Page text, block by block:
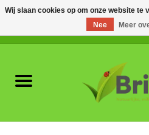
Wij slaan cookies op om onze website te
Nee
Meer